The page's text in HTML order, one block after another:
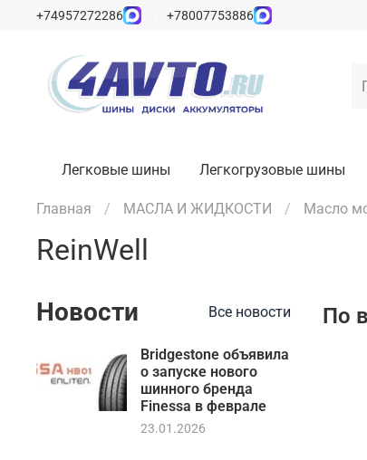
+74957272286 +78007753886
Легковые шины Легкогрузовые шины
Главная МАСЛА И ЖИДКОСТИ Масло
ReinWell
По
Новости Все новости
Bridgestone объявила
о запуске нового
шинного бренда
Finessa в феврале
23.01.2026